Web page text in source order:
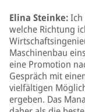
Elina Steinke:Ich
welche Richtung
Maschinenbau
eine Promotion
Gespräch mit
vielfältigen
ergeben. Das